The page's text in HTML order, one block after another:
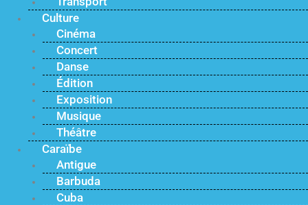
Culture
Cinéma
Concert
Danse
Édition
Exposition
Musique
Théâtre
Caraïbe
Antigue
Barbuda
Cuba